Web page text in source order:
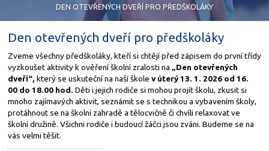
DEN OTEVŘENÝCH DVEŘÍ PRO PŘEDŠKOLÁKY
Den otevřených dveří pro předškoláky
Zveme všechny předškoláky, kteří si chtějí před zápisem do první třídy
vyzkoušet aktivity k ověření školní zralosti na „Den otevřených
dveří“, který se uskuteční na naší škole v úterý 13. 1. 2026 od 16.
00 do 18.00 hod. Děti i jejich rodiče si mohou projít školu, zkusit si
mnoho zajímavých aktivit, seznámit se s technikou a vybavením školy,
protáhnout se na školní zahradě a tělocvičně či chvíli relaxovat ve
školní družině. Všichni rodiče i budoucí žáčci jsou zváni. Budeme se na
vás velmi těšit.